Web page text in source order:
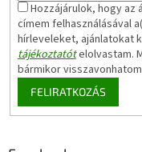
Hozzájárulok, hogy az
címem felhasználásával
hírleveleket, ajánlatokat
tájékoztatótelolvastam.
bármikor
FELIRATKOZÁS